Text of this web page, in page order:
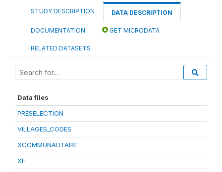
STUDY DESCRIPTION DATA DESCRIPTION
DOCUMENTATION GET MICRODATA
RELATED DATASETS
Data files
PRESELECTION
VILLAGES_CODES
XCOMMUNAUTAIRE
XF